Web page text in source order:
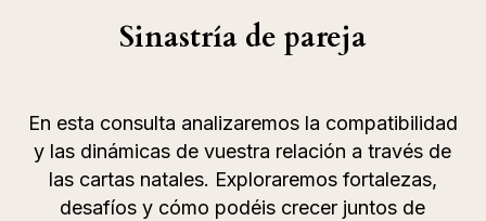
Sinastría de pareja
En esta consulta analizaremos la compatibilidad
y las dinámicas de vuestra relación a través de
las cartas natales. Exploraremos fortalezas,
desafíos y cómo podéis crecer juntos de